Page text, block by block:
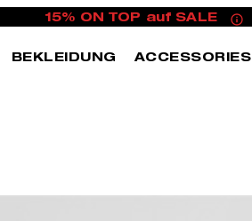
15% ON TOP auf SALE
BEKLEIDUNG ACCESSORIES